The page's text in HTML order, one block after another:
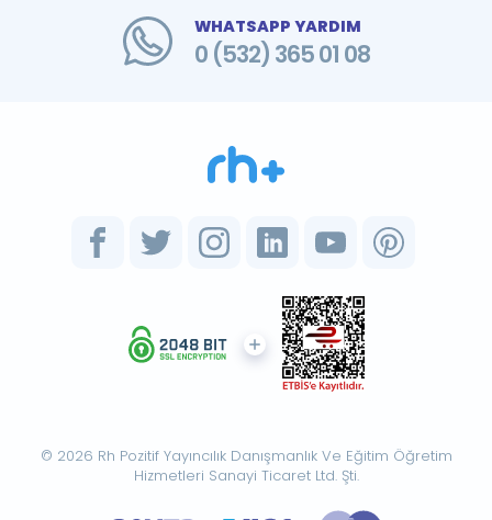
WHATSAPP YARDIM
0 (532) 365 01 08
© 2026 Rh Pozitif Yayıncılık Danışmanlık Ve Eğitim Öğretim
Hizmetleri Sanayi Ticaret Ltd. Şti.